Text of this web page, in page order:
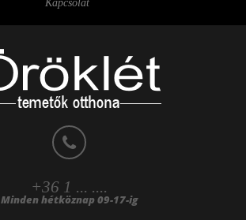
Kapcsolat
+36 1 ... ....
Minden hétköznap 09-17-ig